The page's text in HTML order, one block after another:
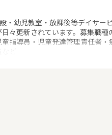
・幼児教室・放課後等デイサー
々更新されています。募集職種
指導員・児童発達管理責任者・